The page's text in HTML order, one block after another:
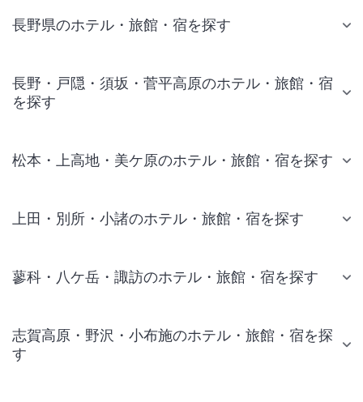
長野県のホテル・旅館・宿を探す
長野・戸隠・須坂・菅平高原のホテル・旅館・宿
を探す
松本・上高地・美ケ原のホテル・旅館・宿を探す
上田・別所・小諸のホテル・旅館・宿を探す
蓼科・八ケ岳・諏訪のホテル・旅館・宿を探す
志賀高原・野沢・小布施のホテル・旅館・宿を探
す